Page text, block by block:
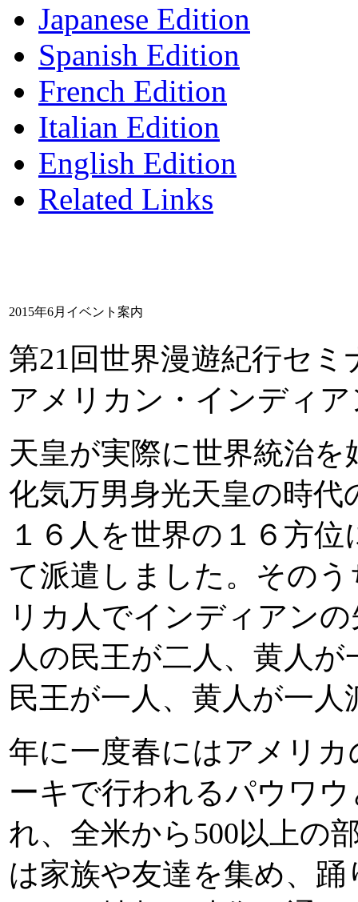
Japanese Edition
Spanish Edition
French Edition
Italian Edition
English Edition
Related Links
2015年6月イベント案内
第21回世界漫遊紀行セミ
アメリカン・インディ
天皇が実際に世界統治
化気万男身光天皇の時
１６人を世界の１６方
て派遣しました。その
リカ人でインディアン
人の民王が二人、黄人
民王が一人、黄人が一
年に一度春にはアメリ
ーキで行われるパウワ
れ、全米から500以上の
は家族や友達を集め、